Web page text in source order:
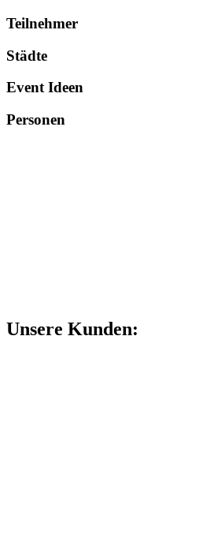
Teilnehmer
Städte
Event Ideen
Personen
Unsere Kunden: